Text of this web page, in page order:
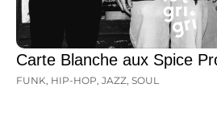
Carte Blanche aux Spice
FUNK, HIP-HOP, JAZZ, SOUL